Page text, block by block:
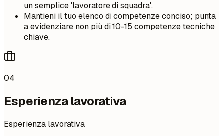
un semplice 'lavoratore di squadra'.
Mantieni il tuo elenco di competenze conciso; punta
a evidenziare non più di 10-15 competenze tecniche
chiave.
04
Esperienza lavorativa
Esperienza lavorativa